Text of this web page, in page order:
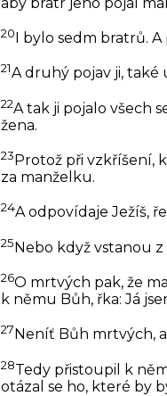
20 I bylo sedm bratrů.
21A druhý pojav ji, také
22A tak ji pojalo všech
žena.
23 Protož při vzkříšení,
za manželku.
24A odpovídaje Ježíš,
25Nebo když vstanou
26O mrtvých pak, že
k němu Bůh, řka: Já
27 Neníť Bůh mrtvých,
28Tedy přistoupil k
otázal se ho, které by